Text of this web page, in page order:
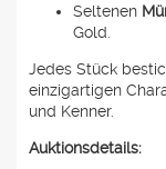
Seltenen
Gold.
Jedes Stück
einzigartigen
und Kenner.
Auktionsdetails: